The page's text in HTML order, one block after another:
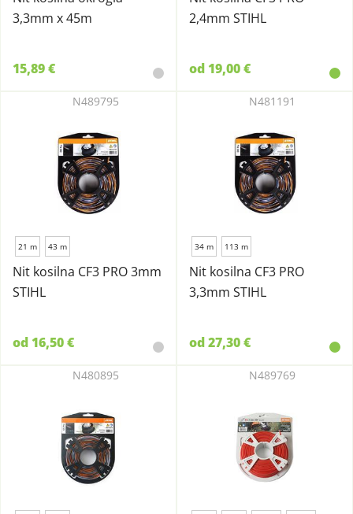
3,3mm x 45m
15,89 €
2,4mm STIHL
od 19,00 €
21 m 43 m
Nit kosilna CF3 PRO 3mm
STIHL
N489795
od 16,50 €
34 m 113 m
Nit kosilna CF3 PRO
3,3mm STIHL
N481191
od 27,30 €
N480895 N489769